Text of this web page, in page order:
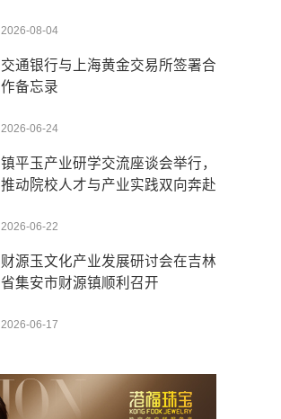
2026-08-04
交通银行与上海黄金交易所签署合
作备忘录
2026-06-24
镇平玉产业研学交流座谈会举行，
推动院校人才与产业实践双向奔赴
2026-06-22
财源玉文化产业发展研讨会在吉林
省集安市财源镇顺利召开
2026-06-17